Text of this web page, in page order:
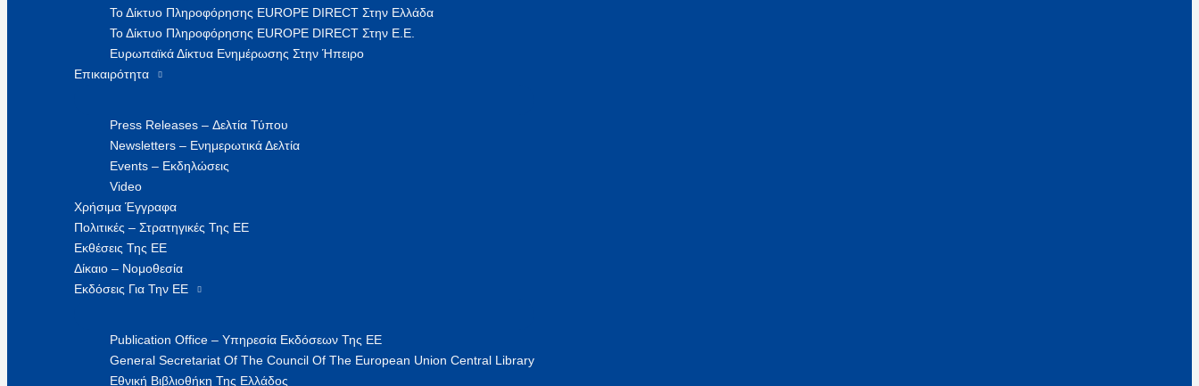
Το Δίκτυο Πληροφόρησης EUROPE DIRECT Στην Ελλάδα
Το Δίκτυο Πληροφόρησης EUROPE DIRECT Στην Ε.Ε.
Ευρωπαϊκά Δίκτυα Ενημέρωσης Στην Ήπειρο
Επικαιρότητα
Press Releases – Δελτία Τύπου
Newsletters – Ενημερωτικά Δελτία
Events – Εκδηλώσεις
Video
Χρήσιμα Έγγραφα
Πολιτικές – Στρατηγικές Της ΕΕ
Εκθέσεις Της ΕΕ
Δίκαιο – Νομοθεσία
Εκδόσεις Για Την ΕΕ
Publication Office – Υπηρεσία Εκδόσεων Της ΕΕ
General Secretariat Of The Council Of The European Union Central Library
Εθνική Βιβλιοθήκη Της Ελλάδος